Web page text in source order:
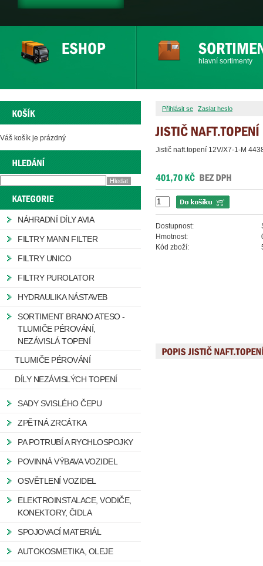
hlavní sortimenty
Přihlásit se Zaslat heslo
Jistič naft.topení 12V/X7-1-M
Dostupnost:
Hmotnost:
Kód zboží:
Váš košík je prázdný
NÁHRADNÍ DÍLY AVIA
FILTRY MANN FILTER
FILTRY UNICO
FILTRY PUROLATOR
HYDRAULIKA NÁSTAVEB
SORTIMENT BRANO ATESO -
TLUMIČE PÉROVÁNÍ,
NEZÁVISLÁ TOPENÍ
TLUMIČE PÉROVÁNÍ
DÍLY NEZÁVISLÝCH TOPENÍ
SADY SVISLÉHO ČEPU
ZPĚTNÁ ZRCÁTKA
PA POTRUBÍ A RYCHLOSPOJKY
POVINNÁ VÝBAVA VOZIDEL
OSVĚTLENÍ VOZIDEL
ELEKTROINSTALACE, VODIČE,
KONEKTORY, ČIDLA
SPOJOVACÍ MATERIÁL
AUTOKOSMETIKA, OLEJE